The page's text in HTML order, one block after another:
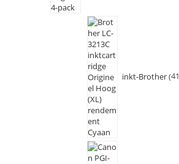
inkt-Brother 41